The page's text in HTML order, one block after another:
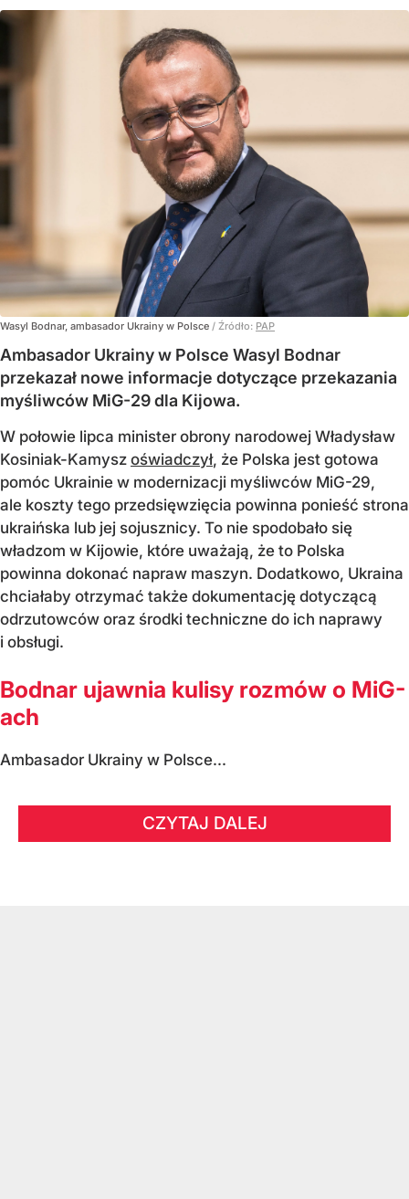
Wasyl Bodnar, ambasador Ukrainy w Polsce / Źródło: PAP
Ambasador Ukrainy w Polsce Wasyl Bodnar
przekazał nowe informacje dotyczące przekazania
myśliwców MiG-29 dla Kijowa.
W połowie lipca minister obrony narodowej Władysław
Kosiniak-Kamysz oświadczył, że Polska jest gotowa
pomóc Ukrainie w modernizacji myśliwców MiG-29,
ale koszty tego przedsięwzięcia powinna ponieść strona
ukraińska lub jej sojusznicy. To nie spodobało się
władzom w Kijowie, które uważają, że to Polska
powinna dokonać napraw maszyn. Dodatkowo, Ukraina
chciałaby otrzymać także dokumentację dotyczącą
odrzutowców oraz środki techniczne do ich naprawy
i obsługi.
Bodnar ujawnia kulisy rozmów o MiG-
ach
Ambasador Ukrainy w Polsce...
CZYTAJ DALEJ